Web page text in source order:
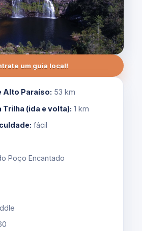
um guia local!
Alto Paraíso: 53 km
Trilha (ida e volta): 1 km
fácil
Poço Encantado